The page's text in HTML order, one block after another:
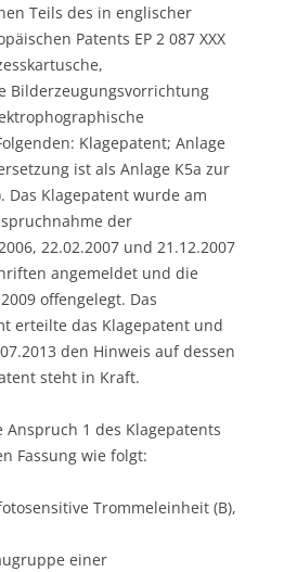
Teils des in englischer
Patents EP 2 087 XXX
Bilderzeugungsvorrichtung
Klagepatent; Anlage
ist als Anlage K5a zur
Das Klagepatent wurde am
der
22.02.2007 und 21.12.2007
angemeldet und die
offengelegt. Das
erteilte das Klagepatent und
den Hinweis auf dessen
steht in Kraft.
Anspruch 1 des Klagepatents
Fassung wie folgt:
Trommeleinheit (B),
einer